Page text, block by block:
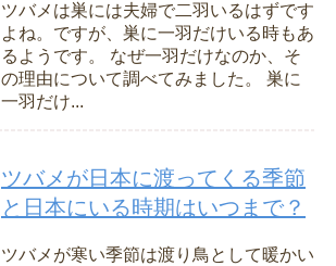
ツバメは巣には夫婦で二羽いるはずです
よね。ですが、巣に一羽だけいる時もあ
るようです。 なぜ一羽だけなのか、そ
の理由について調べてみました。 巣に
一羽だけ...
ツバメが日本に渡ってくる季節
と日本にいる時期はいつまで？
ツバメが寒い季節は渡り鳥として暖かい